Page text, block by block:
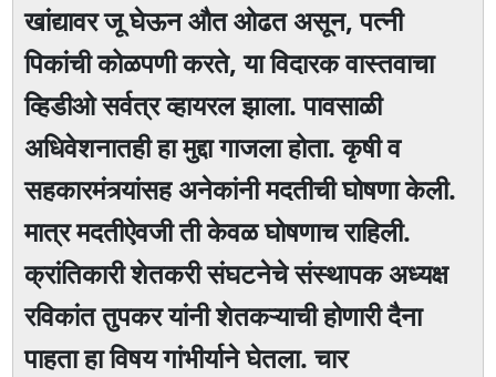
खांद्यावर जू घेऊन औत ओढत असून, पत्नी
पिकांची कोळपणी करते, या विदारक वास्तवाचा
व्हिडीओ सर्वत्र व्हायरल झाला. पावसाळी
अधिवेशनातही हा मुद्दा गाजला होता. कृषी व
सहकारमंत्र्यांसह अनेकांनी मदतीची घोषणा केली.
मात्र मदतीऐवजी ती केवळ घोषणाच राहिली.
क्रांतिकारी शेतकरी संघटनेचे संस्थापक अध्यक्ष
रविकांत तुपकर यांनी शेतकऱ्याची होणारी दैना
पाहता हा विषय गांभीर्याने घेतला. चार